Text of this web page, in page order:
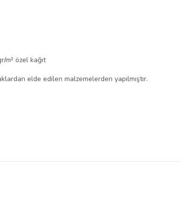
m² özel kağıt
elde edilen malzemelerden yapılmıştır.